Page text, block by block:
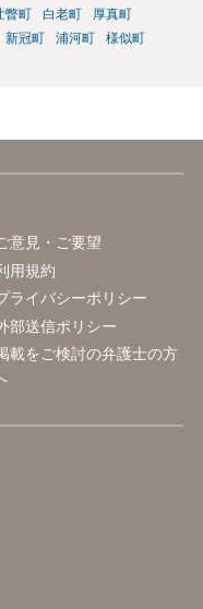
瞥町 白老町
厚真町
新冠町 浦河町
様似町
意見・ご要望
用規約
ライバシーポリシー
部送信ポリシー
載をご検討の弁護士の方